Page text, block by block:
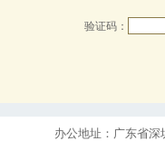
验证码：
办公地址：广东省